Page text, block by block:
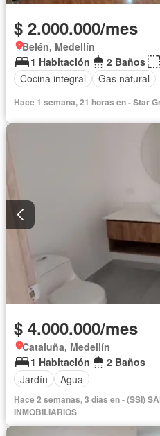
$ 2.000.000/mes
Belén, Medellín
1 Habitación
2 Baños
Cocina integral
Gas natural
Hace 1 semana, 21 horas en - Star
$ 4.000.000/mes
Cataluña, Medellín
1 Habitación
2 Baños
Jardín
Agua
Hace 2 semanas, 3 días en - (SSI)
INMOBILIARIOS